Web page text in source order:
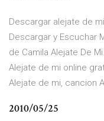
Descargar alejate de
Descargar y Escuchar
de Camila Alejate De
Alejate de mi online
Alejate de mi, cancion
2010/05/25